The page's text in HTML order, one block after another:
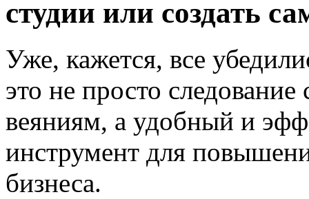
студии или создать
Уже, кажется, все
это не просто
веяниям, а удобный и
инструмент для
бизнеса.